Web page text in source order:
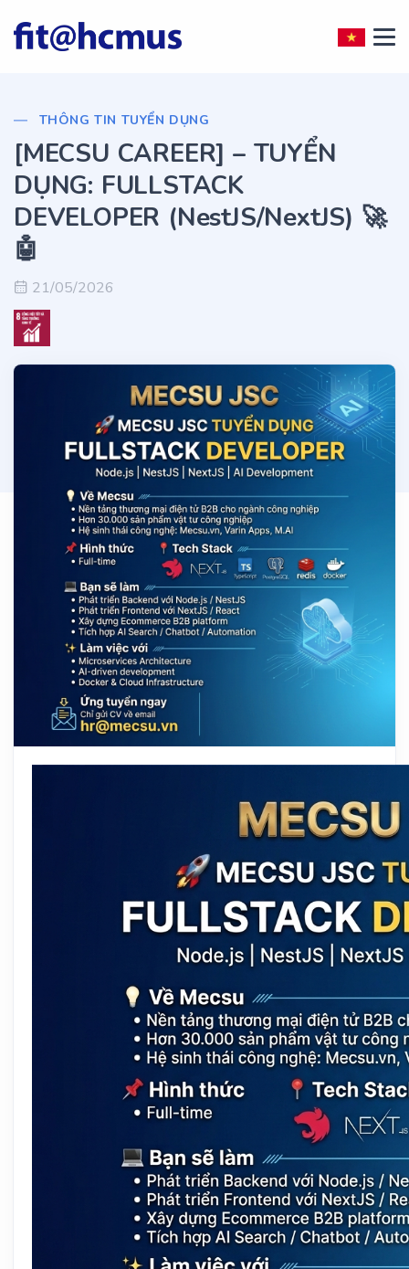
THÔNG TIN TUYỂN DỤNG
[MECSU CAREER] – TUYỂN
DỤNG: FULLSTACK
DEVELOPER (NestJS/NextJS) 🚀
🤖
21/05/2026